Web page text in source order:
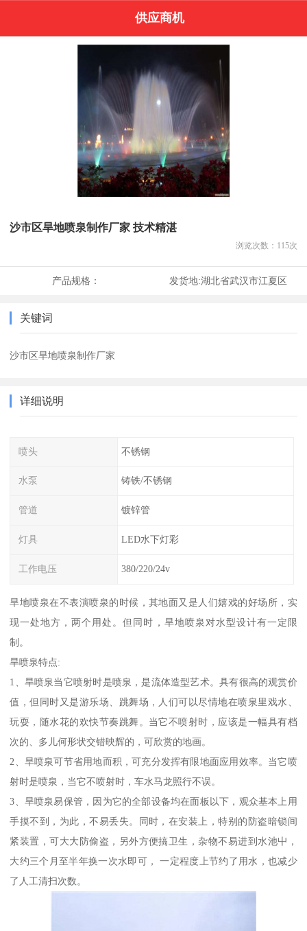
供应商机
沙市区旱地喷泉制作厂家 技术精湛
浏览次数： 115次
产品规格： 发货地:湖北省武汉市江夏区
关键词
沙市区旱地喷泉制作厂家
详细说明
喷头 不锈钢
水泵 铸铁/不锈钢
管道 镀锌管
灯具 LED水下灯彩
工作电压 380/220/24v
旱地喷泉在不表演喷泉的时候，其地面又是人们嬉戏的好场所，实
现一处地方，两个用处。但同时，旱地喷泉对水型设计有一定限
制。
旱喷泉特点:
1、旱喷泉当它喷射时是喷泉，是流体造型艺术。具有很高的观赏价
值，但同时又是游乐场、跳舞场，人们可以尽情地在喷泉里戏水、
玩耍，随水花的欢快节奏跳舞。当它不喷射时，应该是一幅具有档
次的、多儿何形状交错映辉的，可欣赏的地画。
2、旱喷泉可节省用地而积，可充分发挥有限地面应用效率。当它喷
射时是喷泉，当它不喷射时，车水马龙照行不误。
3、旱喷泉易保管，因为它的全部设备均在面板以下，观众基本上用
手摸不到，为此，不易丢失。同时，在安装上，特别的防盗暗锁间
紧装置，可大大防偷盗，另外方便搞卫生，杂物不易进到水池屮，
大约三个月至半年换一次水即可， 一定程度上节约了用水，也减少
了人工清扫次数。